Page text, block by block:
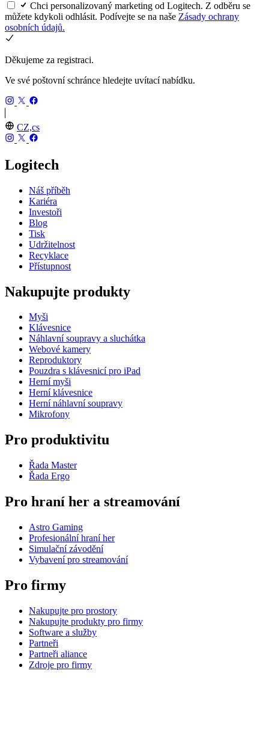
Chci personalizovaný marketing od Logitech. Z odběru se
můžete kdykoli odhlásit. Podívejte se na naše Zásady ochrany
osobních údajů.
Děkujeme za registraci.
Ve své poštovní schránce hledejte uvítací nabídku.
CZ,cs
Logitech
Náš příběh
Kariéra
Investoři
Blog
Tisk
Udržitelnost
Recyklace
Přístupnost
Nakupujte produkty
Myši
Klávesnice
Náhlavní soupravy a sluchátka
Webové kamery
Reproduktory
Pouzdra s klávesnicí pro iPad
Herní myši
Herní klávesnice
Herní náhlavní soupravy
Mikrofony
Pro produktivitu
Řada Master
Řada Ergo
Pro hraní her a streamování
Astro Gaming
Profesionální hraní her
Simulační závodění
Vybavení pro streamování
Pro firmy
Nakupujte pro prostory
Nakupujte produkty pro firmy
Software a služby
Partneři
Partneři aliance
Zdroje pro firmy